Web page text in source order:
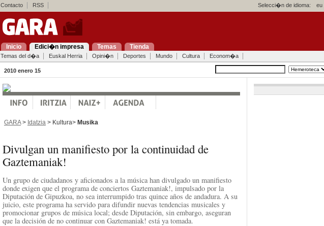
Contacto RSS Selecci�n de idioma: eu
Inicio Edici�n impresa Temas Tienda
Temas del d�a Euskal Herria Opini�n Deportes Mundo Cultura Econom�a
2010 enero 15
GARA> Idatzia > Kultura> Musika
Divulgan un manifiesto por la continuidad de
Gaztemaniak!
Un grupo de ciudadanos y aficionados a la música han divulgado un manifiesto
donde exigen que el programa de conciertos Gaztemaniak!, impulsado por la
Diputación de Gipuzkoa, no sea interrumpido tras quince años de andadura. A su
juicio, este programa ha servido para difundir nuevas tendencias musicales y
promocionar grupos de música local; desde Diputación, sin embargo, aseguran
que la decisión de no continuar con Gaztemaniak! está ya tomada.